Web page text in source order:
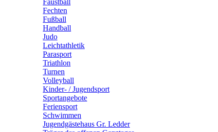
Fechten
Fußball
Handball
Judo
Leichtathletik
Parasport
Triathlon
Turnen
Volleyball
Kinder- / Jugendsport
Sportangebote
Feriensport
Schwimmen
Jugendgästehaus Gr. Ledder